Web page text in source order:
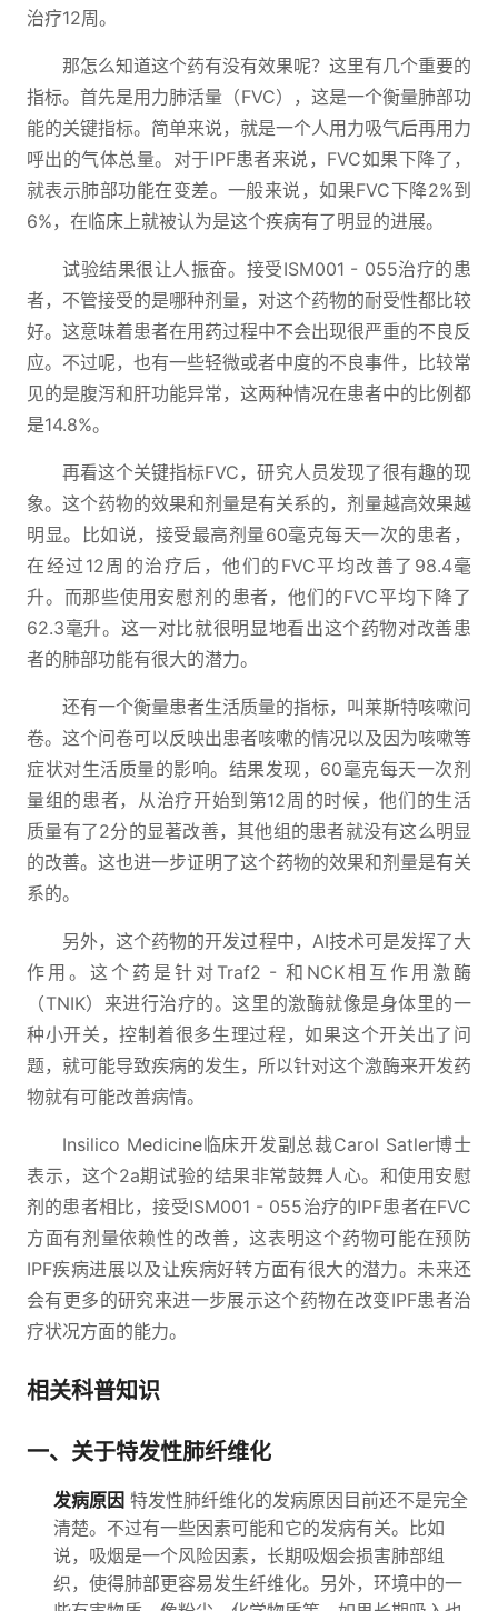
治疗12周。
那怎么知道这个药有没有效果呢？这里有几个重要的
指标。首先是用力肺活量（FVC），这是一个衡量肺部功
能的关键指标。简单来说，就是一个人用力吸气后再用力
呼出的气体总量。对于IPF患者来说，FVC如果下降了，
就表示肺部功能在变差。一般来说，如果FVC下降2%到
6%，在临床上就被认为是这个疾病有了明显的进展。
试验结果很让人振奋。接受ISM001 - 055治疗的患
者，不管接受的是哪种剂量，对这个药物的耐受性都比较
好。这意味着患者在用药过程中不会出现很严重的不良反
应。不过呢，也有一些轻微或者中度的不良事件，比较常
见的是腹泻和肝功能异常，这两种情况在患者中的比例都
是14.8%。
再看这个关键指标FVC，研究人员发现了很有趣的现
象。这个药物的效果和剂量是有关系的，剂量越高效果越
明显。比如说，接受最高剂量60毫克每天一次的患者，
在经过12周的治疗后，他们的FVC平均改善了98.4毫
升。而那些使用安慰剂的患者，他们的FVC平均下降了
62.3毫升。这一对比就很明显地看出这个药物对改善患
者的肺部功能有很大的潜力。
还有一个衡量患者生活质量的指标，叫莱斯特咳嗽问
卷。这个问卷可以反映出患者咳嗽的情况以及因为咳嗽等
症状对生活质量的影响。结果发现，60毫克每天一次剂
量组的患者，从治疗开始到第12周的时候，他们的生活
质量有了2分的显著改善，其他组的患者就没有这么明显
的改善。这也进一步证明了这个药物的效果和剂量是有关
系的。
另外，这个药物的开发过程中，AI技术可是发挥了大
作用。这个药是针对Traf2 - 和NCK相互作用激酶
（TNIK）来进行治疗的。这里的激酶就像是身体里的一
种小开关，控制着很多生理过程，如果这个开关出了问
题，就可能导致疾病的发生，所以针对这个激酶来开发药
物就有可能改善病情。
Insilico Medicine临床开发副总裁Carol Satler博士
表示，这个2a期试验的结果非常鼓舞人心。和使用安慰
剂的患者相比，接受ISM001 - 055治疗的IPF患者在FVC
方面有剂量依赖性的改善，这表明这个药物可能在预防
IPF疾病进展以及让疾病好转方面有很大的潜力。未来还
会有更多的研究来进一步展示这个药物在改变IPF患者治
疗状况方面的能力。
相关科普知识
一、关于特发性肺纤维化
发病原因 特发性肺纤维化的发病原因目前还不是完全
清楚。不过有一些因素可能和它的发病有关。比如
说，吸烟是一个风险因素，长期吸烟会损害肺部组
织，使得肺部更容易发生纤维化。另外，环境中的一